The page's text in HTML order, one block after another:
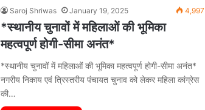
Saroj Shriwas January 19, 2025 4,997
*स्थानीय चुनावों में महिलाओं की भूमिका
महत्वपूर्ण होगी-सीमा अनंत*
*स्थानीय चुनावों में महिलाओं की भूमिका महत्वपूर्ण होगी-सीमा अनंत*
नगरीय निकाय एवं त्रिस्तरीय पंचायत चुनाव को लेकर महिला कांग्रेस
की…